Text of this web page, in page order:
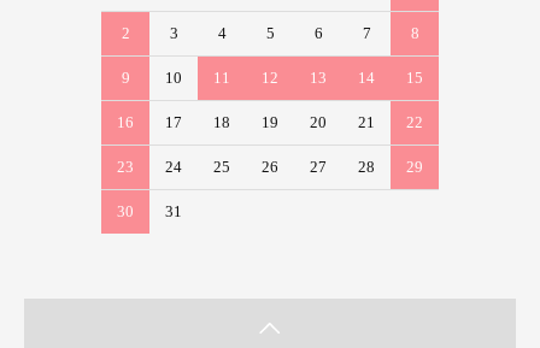
2 3 4 5 6 7 8
9 10 11 12 13 14 15
16 17 18 19 20 21 22
23 24 25 26 27 28 29
30 31